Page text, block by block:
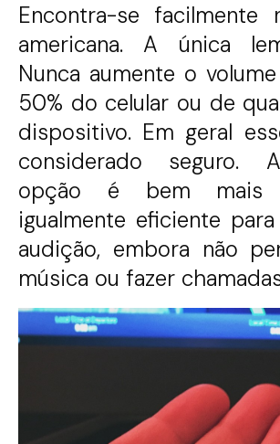
Encontra-se facilmente
americana. A única
Nunca aumente o
50% do celular ou de
dispositivo. Em geral
considerado seguro.
opção é bem mais
igualmente eficiente
audição, embora não
música ou fazer